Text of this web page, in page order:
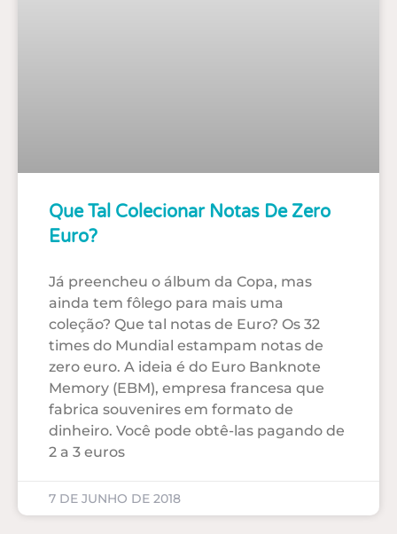
Que Tal Colecionar Notas De Zero
Euro?
Já preencheu o álbum da Copa, mas
ainda tem fôlego para mais uma
coleção? Que tal notas de Euro? Os 32
times do Mundial estampam notas de
zero euro. A ideia é do Euro Banknote
Memory (EBM), empresa francesa que
fabrica souvenires em formato de
dinheiro. Você pode obtê-las pagando de
2 a 3 euros
7 DE JUNHO DE 2018